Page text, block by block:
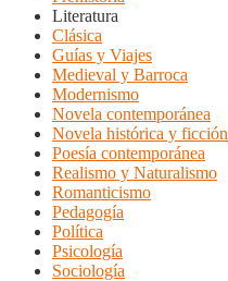
Literatura
Clásica
Guías y Viajes
Medieval y Barroca
Modernismo
Novela contemporánea
Novela histórica y ficción
Poesía contemporánea
Realismo y Naturalismo
Romanticismo
Pedagogía
Política
Psicología
Sociología